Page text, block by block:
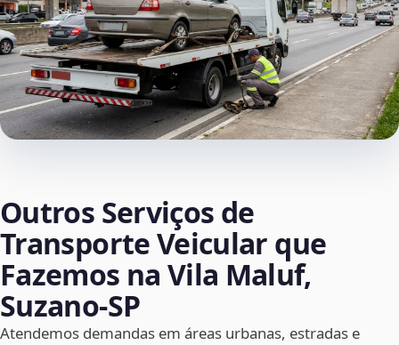
Outros Serviços de
Transporte Veicular que
Fazemos na Vila Maluf,
Suzano‑SP
Atendemos demandas em áreas urbanas, estradas e